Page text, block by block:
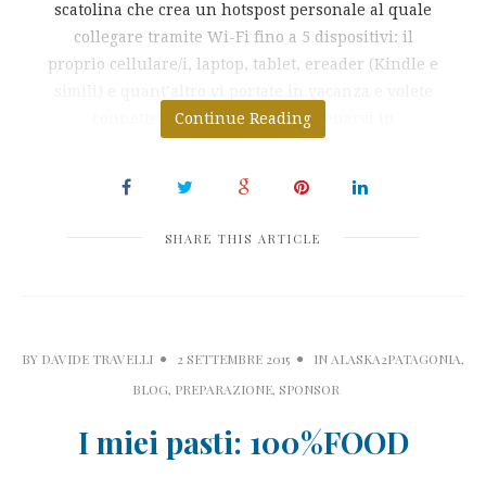
scatolina che crea un hotspost personale al quale
collegare tramite Wi-Fi fino a 5 dispositivi: il
proprio cellulare/i, laptop, tablet, ereader (Kindle e
connettere a Internet senza svenarvi in
Continue Reading
SHARE THIS ARTICLE
BY DAVIDE TRAVELLI 2 SETTEMBRE 2015 IN ALASKA2PATAGONIA,
BLOG, PREPARAZIONE, SPONSOR
I miei pasti: 100%FOOD